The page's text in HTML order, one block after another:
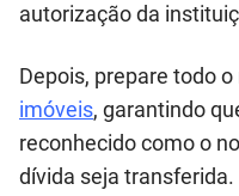
autorização da
Depois, prepare todo
imóveis, garantindo
reconhecido como o
dívida seja